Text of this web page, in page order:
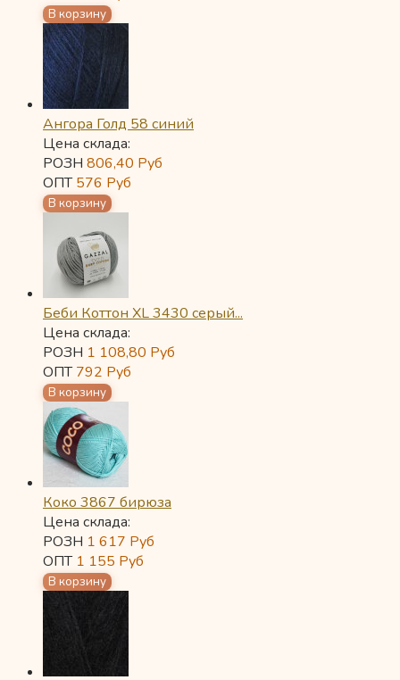
Ангора Голд 58 синий
Цена склада:
РОЗН 806,40 Руб
ОПТ576 Руб
Беби Коттон XL 3430 серый...
Цена склада:
РОЗН 1 108,80 Руб
ОПТ792 Руб
Коко 3867 бирюза
Цена склада:
РОЗН 1 617 Руб
ОПТ 1 155 Руб